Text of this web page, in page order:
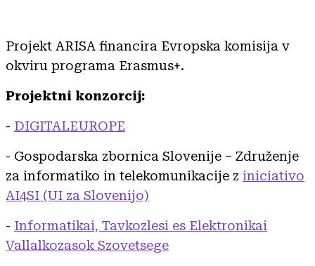
Projekt ARISA financira Evropska komisija v
okviru programa Erasmus+.
Projektni konzorcij:
- DIGITALEUROPE
- Gospodarska zbornica Slovenije – Združenje
za informatiko in telekomunikacije z iniciativo
AI4SI (UI za Slovenijo)
- Informatikai, Tavkozlesi es Elektronikai
Vallalkozasok Szovetsege